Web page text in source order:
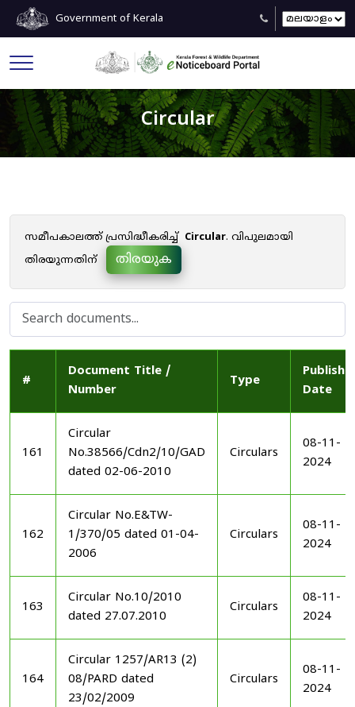
Government of Kerala
Circular
സമീപകാലത്ത് പ്രസിദ്ധീകരിച്ച് Circular. വിപുലമായി
തിരയുന്നതിന്
തിരയുക
#
Document Title /
Number
Type
Date
161
Circular
No.38566/Cdn2/10/GAD
dated 02-06-2010
Circulars
08-11-
2024
162
Circular No.E&TW-
1/370/05 dated 01-04-
2006
Circulars
08-11-
2024
163
Circular No.10/2010
dated 27.07.2010
Circulars
08-11-
2024
164
Circular 1257/AR13 (2)
08/PARD dated
23/02/2009
Circulars
08-11-
2024